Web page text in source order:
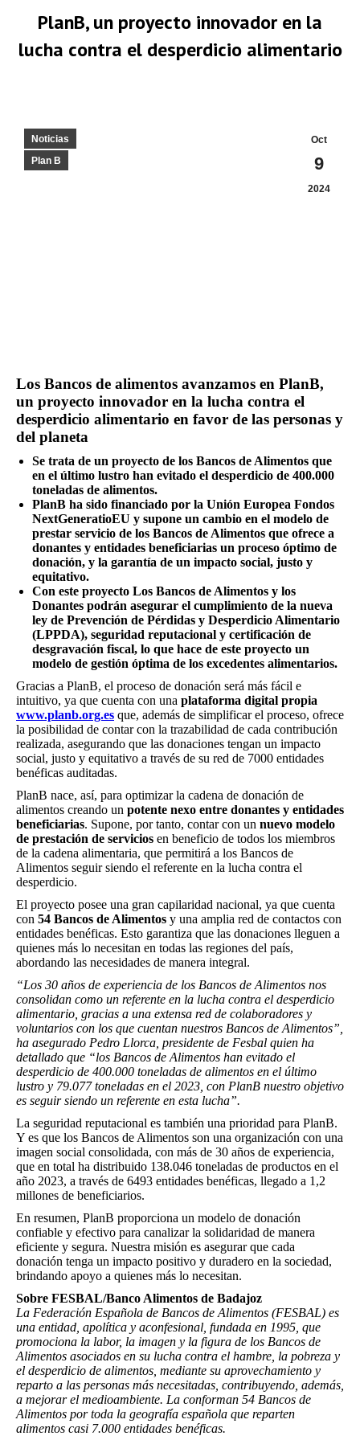
PlanB, un proyecto innovador en la
lucha contra el desperdicio alimentario
Oct
9
2024
Noticias
Plan B
Los Bancos de alimentos avanzamos en PlanB,
un proyecto innovador en la lucha contra el
desperdicio alimentario en favor de las personas y
del planeta
Se trata de un proyecto de los Bancos de Alimentos que
en el último lustro han evitado el desperdicio de 400.000
toneladas de alimentos.
PlanB ha sido financiado por la Unión Europea Fondos
NextGeneratioEU y supone un cambio en el modelo de
prestar servicio de los Bancos de Alimentos que ofrece a
donantes y entidades beneficiarias un proceso óptimo de
donación, y la garantía de un impacto social, justo y
equitativo.
Con este proyecto Los Bancos de Alimentos y los
Donantes podrán asegurar el cumplimiento de la nueva
ley de Prevención de Pérdidas y Desperdicio Alimentario
(LPPDA), seguridad reputacional y certificación de
desgravación fiscal, lo que hace de este proyecto un
modelo de gestión óptima de los excedentes alimentarios.
Gracias a PlanB, el proceso de donación será más fácil e
intuitivo, ya que cuenta con una plataforma digital propia
www.planb.org.es que, además de simplificar el proceso, ofrece
la posibilidad de contar con la trazabilidad de cada contribución
realizada, asegurando que las donaciones tengan un impacto
social, justo y equitativo a través de su red de 7000 entidades
benéficas auditadas.
PlanB nace, así, para optimizar la cadena de donación de
alimentos creando un potente nexo entre donantes y entidades
beneficiarias. Supone, por tanto, contar con un nuevo modelo
de prestación de servicios en beneficio de todos los miembros
de la cadena alimentaria, que permitirá a los Bancos de
Alimentos seguir siendo el referente en la lucha contra el
desperdicio.
El proyecto posee una gran capilaridad nacional, ya que cuenta
con 54 Bancos de Alimentos y una amplia red de contactos con
entidades benéficas. Esto garantiza que las donaciones lleguen a
quienes más lo necesitan en todas las regiones del país,
abordando las necesidades de manera integral.
“Los 30 años de experiencia de los Bancos de Alimentos nos
consolidan como un referente en la lucha contra el desperdicio
alimentario, gracias a una extensa red de colaboradores y
voluntarios con los que cuentan nuestros Bancos de Alimentos”,
ha asegurado Pedro Llorca, presidente de Fesbal quien ha
detallado que “los Bancos de Alimentos han evitado el
desperdicio de 400.000 toneladas de alimentos en el último
lustro y 79.077 toneladas en el 2023, con PlanB nuestro objetivo
es seguir siendo un referente en esta lucha”.
La seguridad reputacional es también una prioridad para PlanB.
Y es que los Bancos de Alimentos son una organización con una
imagen social consolidada, con más de 30 años de experiencia,
que en total ha distribuido 138.046 toneladas de productos en el
año 2023, a través de 6493 entidades benéficas, llegado a 1,2
millones de beneficiarios.
En resumen, PlanB proporciona un modelo de donación
confiable y efectivo para canalizar la solidaridad de manera
eficiente y segura. Nuestra misión es asegurar que cada
donación tenga un impacto positivo y duradero en la sociedad,
brindando apoyo a quienes más lo necesitan.
Sobre FESBAL/Banco Alimentos de Badajoz
La Federación Española de Bancos de Alimentos (FESBAL) es
una entidad, apolítica y aconfesional, fundada en 1995, que
promociona la labor, la imagen y la figura de los Bancos de
Alimentos asociados en su lucha contra el hambre, la pobreza y
el desperdicio de alimentos, mediante su aprovechamiento y
reparto a las personas más necesitadas, contribuyendo, además,
a mejorar el medioambiente. La conforman 54 Bancos de
Alimentos por toda la geografía española que reparten
alimentos casi 7.000 entidades benéficas.